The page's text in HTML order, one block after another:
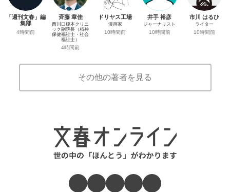
「週刊文春」編
集部
4時間前
斉藤 章佳
西川口榎本クリニ
ック副院長（精神
保健福祉士・社会
福祉士）
4時間前
ドリヤス工場
漫画家
10時間前
井手 裕彦
ジャーナリスト
10時間前
市川 はるひ
ライター
10時間前
その他の著者を見る